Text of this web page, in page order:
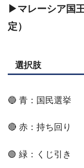
▶マレーシア国
定）
選択肢
🔵 青：国民選挙
🔴 赤：持ち回り
🟢 緑：くじ引き